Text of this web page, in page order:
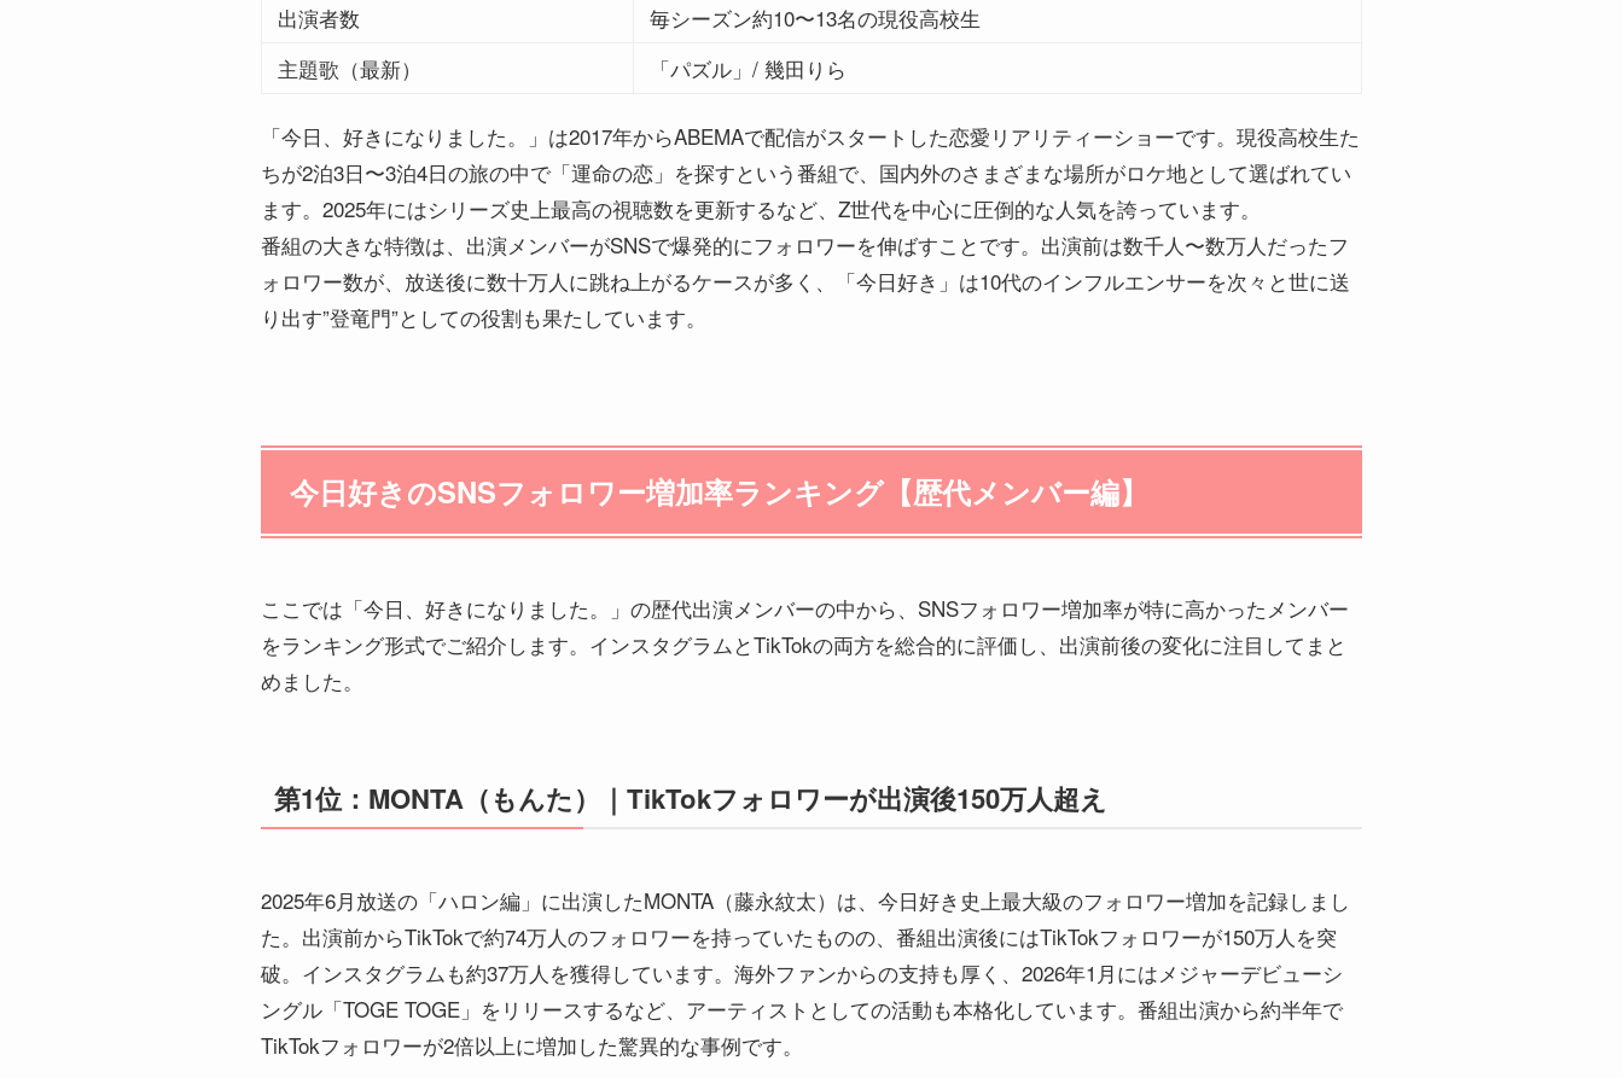
出演者数
毎シーズン約10〜13名の現役高校生
主題歌（最新）
「パズル」/ 幾田りら
「今日、好きになりました。」は2017年からABEMAで配信がスタートした恋愛リアリティーショーです。現役高校生た
ちが2泊3日〜3泊4日の旅の中で「運命の恋」を探すという番組で、国内外のさまざまな場所がロケ地として選ばれてい
ます。2025年にはシリーズ史上最高の視聴数を更新するなど、Z世代を中心に圧倒的な人気を誇っています。
番組の大きな特徴は、出演メンバーがSNSで爆発的にフォロワーを伸ばすことです。出演前は数千人〜数万人だったフ
ォロワー数が、放送後に数十万人に跳ね上がるケースが多く、「今日好き」は10代のインフルエンサーを次々と世に送
り出す”登竜門”としての役割も果たしています。
今日好きのSNSフォロワー増加率ランキング【歴代メンバー編】
ここでは「今日、好きになりました。」の歴代出演メンバーの中から、SNSフォロワー増加率が特に高かったメンバー
をランキング形式でご紹介します。インスタグラムとTikTokの両方を総合的に評価し、出演前後の変化に注目してまと
めました。
第1位：MONTA（もんた）｜TikTokフォロワーが出演後150万人超え
2025年6月放送の「ハロン編」に出演したMONTA（藤永紋太）は、今日好き史上最大級のフォロワー増加を記録しまし
た。出演前からTikTokで約74万人のフォロワーを持っていたものの、番組出演後にはTikTokフォロワーが150万人を突
破。インスタグラムも約37万人を獲得しています。海外ファンからの支持も厚く、2026年1月にはメジャーデビューシ
ングル「TOGE TOGE」をリリースするなど、アーティストとしての活動も本格化しています。番組出演から約半年で
TikTokフォロワーが2倍以上に増加した驚異的な事例です。